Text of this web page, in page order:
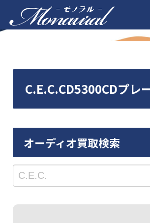
C.E.C.CD5300CDプレ
オーディオ買取検索